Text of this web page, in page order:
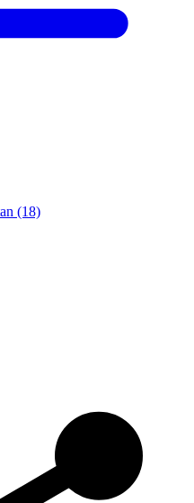
(18)